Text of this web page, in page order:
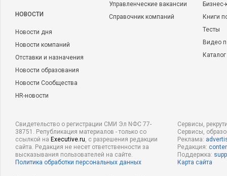
НОВОСТИ
Новости дня
Новости компаний
Отставки и назначения
Новости образования
Новости Сообщества
HR-новости
Управленческие вакансии
Справочник компаний
Книги
Тесты
Видео
Свидетельство о регистрации СМИ Эл NФС 77-
38751. Републикация материалов - только со
ссылкой на Executive.ru, с разрешения редакции
сайта. Редакция не несет ответственности за
высказывания пользователей на сайте.
Политика обработки персональных данных
Сервисы,
Сервисы,
Реклама:
Редакция:
Поддержка:
Карта сайта